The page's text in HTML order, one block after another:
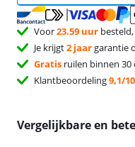
Voor23.59 uur
Je krijgt2 jaargarantie
Gratis ruilen binnen 30
Klantbeoordeling9,1/10
Vergelijkbare en